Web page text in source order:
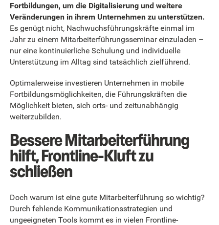
Fortbildungen, um die Digitalisierung und weitere
Veränderungen in ihrem Unternehmen zu unterstützen.
Es genügt nicht, Nachwuchsführungskräfte einmal im
Jahr zu einem Mitarbeiterführungsseminar einzuladen –
nur eine kontinuierliche Schulung und individuelle
Unterstützung im Alltag sind tatsächlich zielführend.
Optimalerweise investieren Unternehmen in mobile
Fortbildungsmöglichkeiten, die Führungskräften die
Möglichkeit bieten, sich orts- und zeitunabhängig
weiterzubilden.
Bessere Mitarbeiterführung
hilft, Frontline-Kluft zu
schließen
Doch warum ist eine gute Mitarbeiterführung so wichtig?
Durch fehlende Kommunikationsstrategien und
ungeeigneten Tools kommt es in vielen Frontline-